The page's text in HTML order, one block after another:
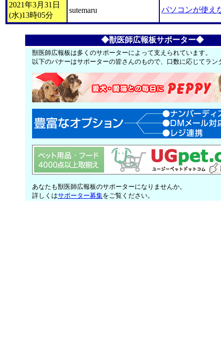
2021年3月31日
(水)13時05分
sutemaru パソコンが使え
◆獣医師広報板サポーター◆
獣医師広報板は多くのサポーターによって支えられています。
以下のバナーはサポーターの皆さんのもので、口数に応じてラ
あなたも獣医師広報板のサポーターになりませんか。
詳しくはサポーター募集をご覧ください。